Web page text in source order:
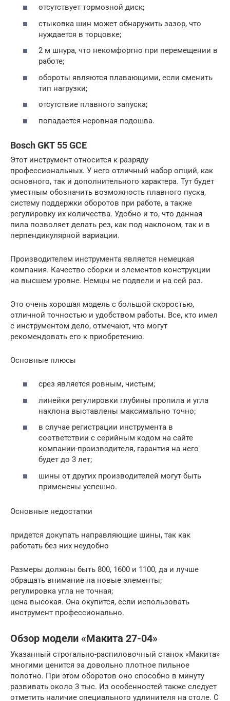
отсутствует тормозной диск;
стыковка шин может обнаружить зазор, что
нуждается в торцовке;
2 м шнура, что некомфортно при перемещении в
работе;
обороты являются плавающими, если сменить
тип нагрузки;
отсутствие плавного запуска;
попадается неровная подошва.
Bosch GKT 55 GCE
Этот инструмент относится к разряду
профессиональных. У него отличный набор опций, как
основного, так и дополнительного характера. Тут будет
уместным обозначить возможность плавного пуска,
систему поддержки оборотов при работе, а также
регулировку их количества. Удобно и то, что данная
пила позволяет делать рез, как под наклоном, так и в
перпендикулярной вариации.
Производителем инструмента является немецкая
компания. Качество сборки и элементов конструкции
на высшем уровне. Немцы не подвели и на сей раз.
Это очень хорошая модель с большой скоростью,
отличной точностью и удобством работы. Все, кто имел
с инструментом дело, отмечают, что могут
рекомендовать его к приобретению.
Основные плюсы
срез является ровным, чистым;
линейки регулировки глубины пропила и угла
наклона выставлены максимально точно;
в случае регистрации инструмента в
соответствии с серийным кодом на сайте
компании-производителя, гарантия на него
будет до 3 лет;
шины от других производителей могут быть
применены успешно.
Основные недостатки
придется докупать направляющие шины, так как
работать без них неудобно
Размеры должны быть 800, 1600 и 1100, да и лучше
обращать внимание на новые элементы;
регулировка угла не точная;
цена высокая. Она окупится, если использовать
инструмент профессионально.
Обзор модели «Макита 27-04»
Указанный строгально-распиловочный станок «Макита»
многими ценится за довольно плотное пильное
полотно. При этом оборотов оно способно в минуту
развивать около 3 тыс. Из особенностей также следует
отметить наличие специального удлинителя на столе. С